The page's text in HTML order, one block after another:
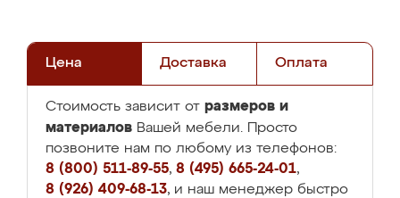
Цена Доставка Оплата
Стоимость зависит от размеров и
материалов Вашей мебели. Просто
позвоните нам по любому из телефонов:
8 (800) 511-89-55, 8 (495) 665-24-01,
8 (926) 409-68-13, и наш менеджер быстро